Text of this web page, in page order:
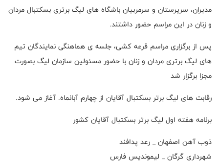
مدیران، سرپرستان و سرمربیان باشگاه های لیگ برتری بسکتبال مردان
و زنان در این مراسم حضور داشتند.
پس از برگزاری مراسم قرعه کشی، جلسه ی هماهنگی نمایندگان تیم
های لیگ برتری مردان و زنان با حضور مسئولین سازمان لیگ بصورت
مجزا برگزار شد
رقابت های لیگ برتر بسکتبال آقایان از چهارم آبانماه. آغاز می شود.
برنامه هفته اول لیگ برتر بسکتبال آقایان کشور
ذوب آهن اصفهان _ رعد پدافند
شهرداری گرگان _ لیموندیس فارس